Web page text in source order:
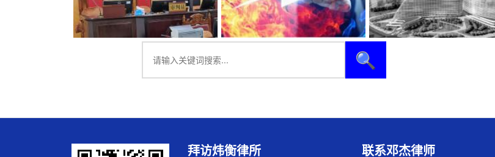
🔍
拜访炜衡律所 联系邓杰律师